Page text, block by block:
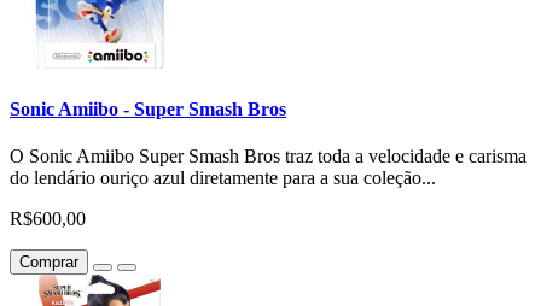
Sonic Amiibo - Super Smash Bros
O Sonic Amiibo Super Smash Bros traz toda a velocidade e carisma
do lendário ouriço azul diretamente para a sua coleção...
R$600,00
Comprar